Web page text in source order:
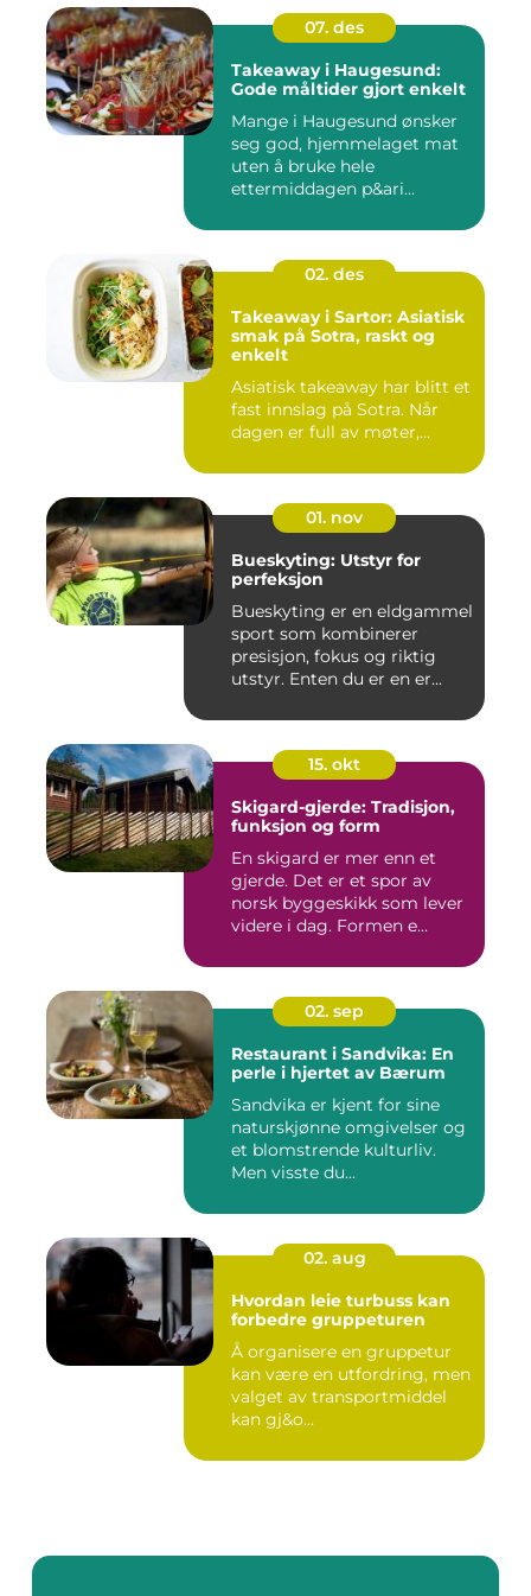
07. des
Takeaway i Haugesund:
Gode måltider gjort enkelt
Mange i Haugesund ønsker
seg god, hjemmelaget mat
uten å bruke hele
ettermiddagen p&ari...
02. des
Takeaway i Sartor: Asiatisk
smak på Sotra, raskt og
enkelt
Asiatisk takeaway har blitt et
fast innslag på Sotra. Når
dagen er full av møter,...
01. nov
Bueskyting: Utstyr for
perfeksjon
Bueskyting er en eldgammel
sport som kombinerer
presisjon, fokus og riktig
utstyr. Enten du er en er...
15. okt
Skigard-gjerde: Tradisjon,
funksjon og form
En skigard er mer enn et
gjerde. Det er et spor av
norsk byggeskikk som lever
videre i dag. Formen e...
02. sep
Restaurant i Sandvika: En
perle i hjertet av Bærum
Sandvika er kjent for sine
naturskjønne omgivelser og
et blomstrende kulturliv.
Men visste du...
02. aug
Hvordan leie turbuss kan
forbedre gruppeturen
Å organisere en gruppetur
kan være en utfordring, men
valget av transportmiddel
kan gj&o...